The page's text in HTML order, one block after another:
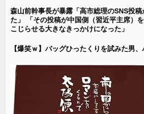
森山前幹事長が暴露「高市総理のSNS投
た」 「その投稿が中国側（習近平主席）
こじらせる大きなきっかけになった」
【爆笑ｗ】バッグひったくりを試みた男